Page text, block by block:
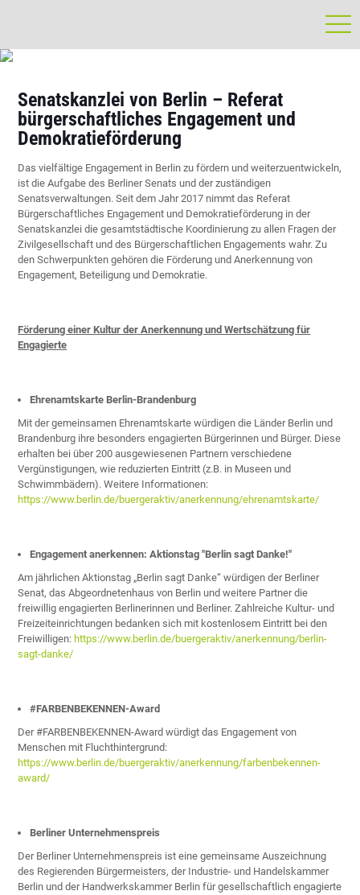
Senatskanzlei von Berlin – Referat
bürgerschaftliches Engagement und
Demokratieförderung
Das vielfältige Engagement in Berlin zu fördern und weiterzuentwickeln,
ist die Aufgabe des Berliner Senats und der zuständigen
Senatsverwaltungen. Seit dem Jahr 2017 nimmt das Referat
Bürgerschaftliches Engagement und Demokratieförderung in der
Senatskanzlei die gesamtstädtische Koordinierung zu allen Fragen der
Zivilgesellschaft und des Bürgerschaftlichen Engagements wahr. Zu
den Schwerpunkten gehören die Förderung und Anerkennung von
Engagement, Beteiligung und Demokratie.
Förderung einer Kultur der Anerkennung und Wertschätzung für
Engagierte
Ehrenamtskarte Berlin-Brandenburg
Mit der gemeinsamen Ehrenamtskarte würdigen die Länder Berlin und
Brandenburg ihre besonders engagierten Bürgerinnen und Bürger. Diese
erhalten bei über 200 ausgewiesenen Partnern verschiedene
Vergünstigungen, wie reduzierten Eintritt (z.B. in Museen und
Schwimmbädern). Weitere Informationen:
https://www.berlin.de/buergeraktiv/anerkennung/ehrenamtskarte/
Engagement anerkennen: Aktionstag "Berlin sagt Danke!"
Am jährlichen Aktionstag „Berlin sagt Danke“ würdigen der Berliner
Senat, das Abgeordnetenhaus von Berlin und weitere Partner die
freiwillig engagierten Berlinerinnen und Berliner. Zahlreiche Kultur- und
Freizeiteinrichtungen bedanken sich mit kostenlosem Eintritt bei den
Freiwilligen: https://www.berlin.de/buergeraktiv/anerkennung/berlin-
sagt-danke/
#FARBENBEKENNEN-Award
Der #FARBENBEKENNEN-Award würdigt das Engagement von
Menschen mit Fluchthintergrund:
https://www.berlin.de/buergeraktiv/anerkennung/farbenbekennen-
award/
Berliner Unternehmenspreis
Der Berliner Unternehmenspreis ist eine gemeinsame Auszeichnung
des Regierenden Bürgermeisters, der Industrie- und Handelskammer
Berlin und der Handwerkskammer Berlin für gesellschaftlich engagierte